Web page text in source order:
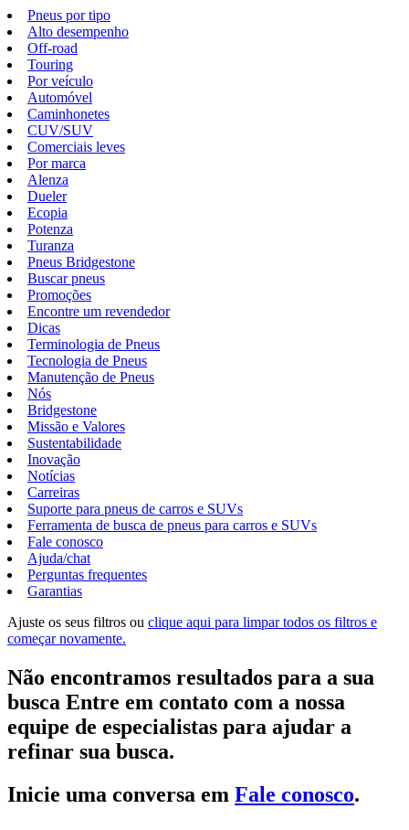
Pneus por tipo
Alto desempenho
Off-road
Touring
Por veículo
Automóvel
Caminhonetes
CUV/SUV
Comerciais leves
Por marca
Alenza
Dueler
Ecopia
Potenza
Turanza
Pneus Bridgestone
Buscar pneus
Promoções
Encontre um revendedor
Dicas
Terminologia de Pneus
Tecnologia de Pneus
Manutenção de Pneus
Nós
Bridgestone
Missão e Valores
Sustentabilidade
Inovação
Notícias
Carreiras
Suporte para pneus de carros e SUVs
Ferramenta de busca de pneus para carros e SUVs
Fale conosco
Ajuda/chat
Perguntas frequentes
Garantias
Ajuste os seus filtros ou clique aqui para limpar todos os filtros e
começar novamente.
Não encontramos resultados para a sua
busca Entre em contato com a nossa
equipe de especialistas para ajudar a
refinar sua busca.
Inicie uma conversa em Fale conosco.